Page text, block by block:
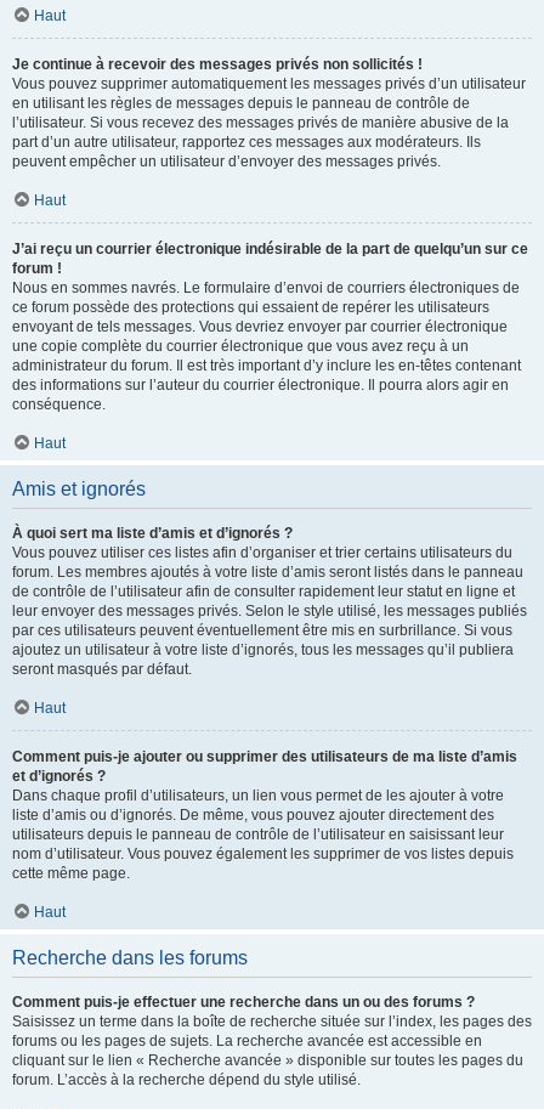
Haut
Je continue à recevoir des messages privés non sollicités !
Vous pouvez supprimer automatiquement les messages privés d’un utilisateur
en utilisant les règles de messages depuis le panneau de contrôle de
l’utilisateur. Si vous recevez des messages privés de manière abusive de la
part d’un autre utilisateur, rapportez ces messages aux modérateurs. Ils
peuvent empêcher un utilisateur d’envoyer des messages privés.
Haut
J’ai reçu un courrier électronique indésirable de la part de quelqu’un sur ce
forum !
Nous en sommes navrés. Le formulaire d’envoi de courriers électroniques de
ce forum possède des protections qui essaient de repérer les utilisateurs
envoyant de tels messages. Vous devriez envoyer par courrier électronique
une copie complète du courrier électronique que vous avez reçu à un
administrateur du forum. Il est très important d’y inclure les en-têtes contenant
des informations sur l’auteur du courrier électronique. Il pourra alors agir en
conséquence.
Haut
Amis et ignorés
À quoi sert ma liste d’amis et d’ignorés ?
Vous pouvez utiliser ces listes afin d’organiser et trier certains utilisateurs du
forum. Les membres ajoutés à votre liste d’amis seront listés dans le panneau
de contrôle de l’utilisateur afin de consulter rapidement leur statut en ligne et
leur envoyer des messages privés. Selon le style utilisé, les messages publiés
par ces utilisateurs peuvent éventuellement être mis en surbrillance. Si vous
ajoutez un utilisateur à votre liste d’ignorés, tous les messages qu’il publiera
seront masqués par défaut.
Haut
Comment puis-je ajouter ou supprimer des utilisateurs de ma liste d’amis
et d’ignorés ?
Dans chaque profil d’utilisateurs, un lien vous permet de les ajouter à votre
liste d’amis ou d’ignorés. De même, vous pouvez ajouter directement des
utilisateurs depuis le panneau de contrôle de l’utilisateur en saisissant leur
nom d’utilisateur. Vous pouvez également les supprimer de vos listes depuis
cette même page.
Haut
Recherche dans les forums
Comment puis-je effectuer une recherche dans un ou des forums ?
Saisissez un terme dans la boîte de recherche située sur l’index, les pages des
forums ou les pages de sujets. La recherche avancée est accessible en
cliquant sur le lien « Recherche avancée » disponible sur toutes les pages du
forum. L’accès à la recherche dépend du style utilisé.